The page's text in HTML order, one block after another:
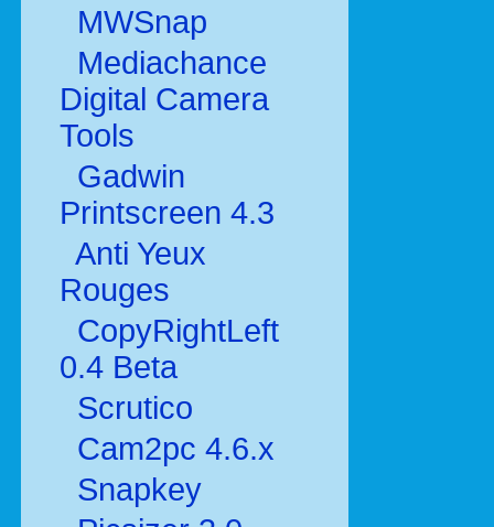
MWSnap
Mediachance
Digital Camera
Tools
Gadwin
Printscreen 4.3
Anti Yeux
Rouges
CopyRightLeft
0.4 Beta
Scrutico
Cam2pc 4.6.x
Snapkey